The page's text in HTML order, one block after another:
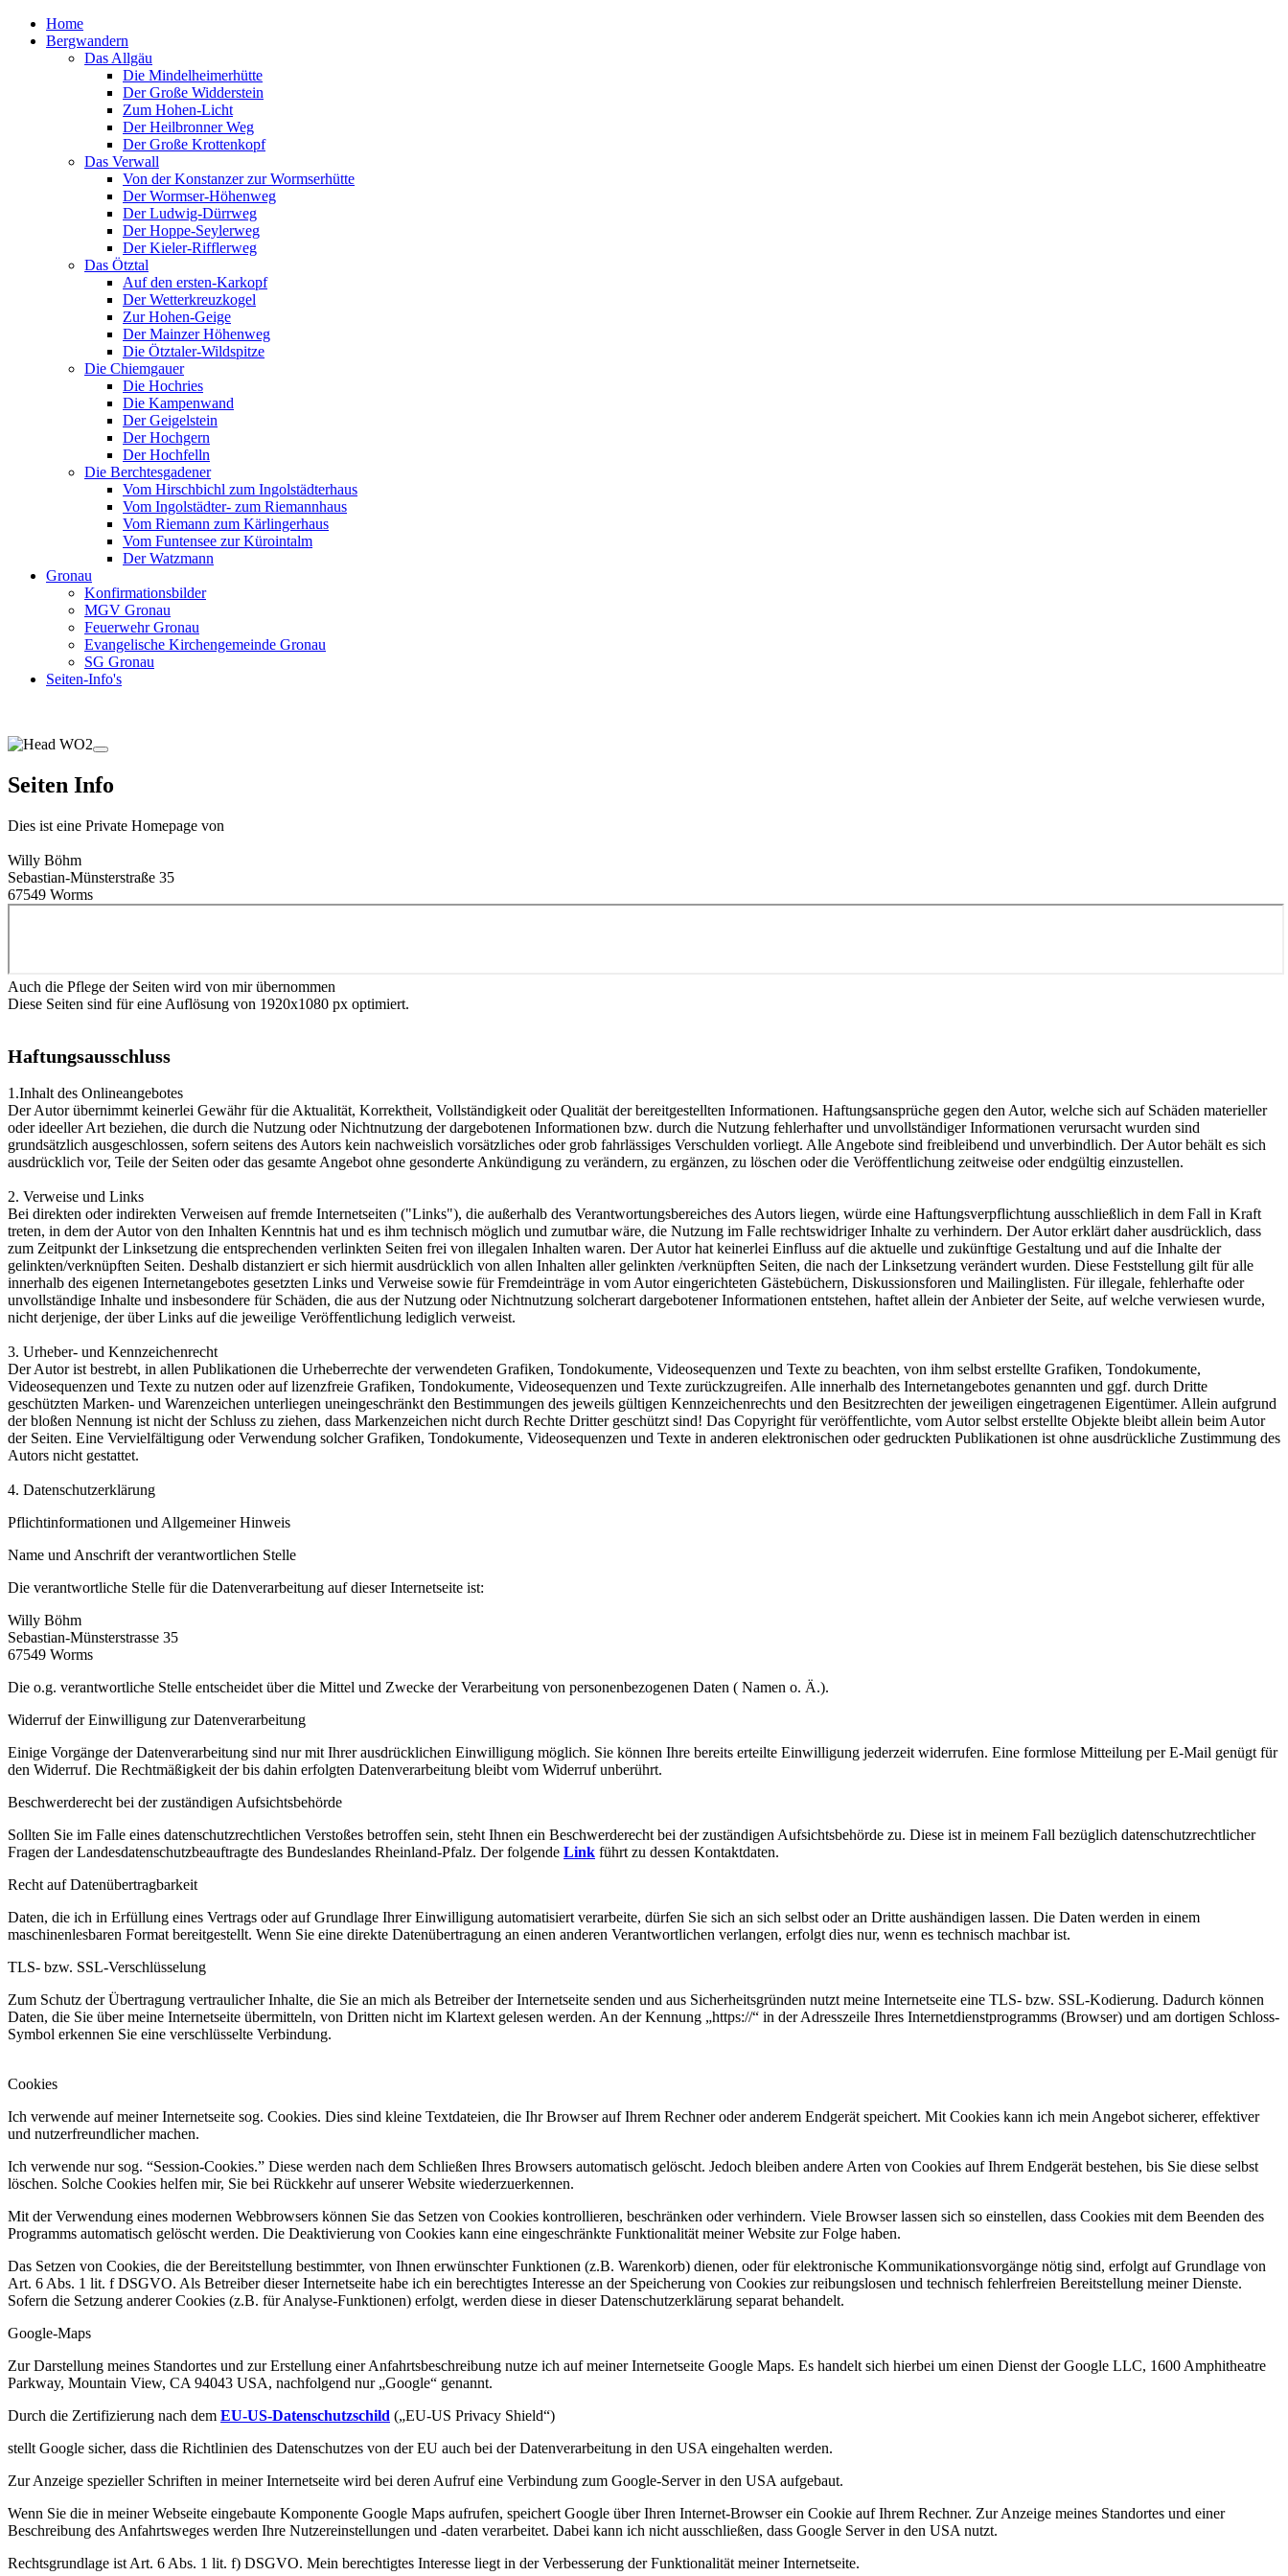
Home
Bergwandern
Das Allgäu
Die Mindelheimerhütte
Der Große Widderstein
Zum Hohen-Licht
Der Heilbronner Weg
Der Große Krottenkopf
Das Verwall
Von der Konstanzer zur Wormserhütte
Der Wormser-Höhenweg
Der Ludwig-Dürrweg
Der Hoppe-Seylerweg
Der Kieler-Rifflerweg
Das Ötztal
Auf den ersten-Karkopf
Der Wetterkreuzkogel
Zur Hohen-Geige
Der Mainzer Höhenweg
Die Ötztaler-Wildspitze
Die Chiemgauer
Die Hochries
Die Kampenwand
Der Geigelstein
Der Hochgern
Der Hochfelln
Die Berchtesgadener
Vom Hirschbichl zum Ingolstädterhaus
Vom Ingolstädter- zum Riemannhaus
Vom Riemann zum Kärlingerhaus
Vom Funtensee zur Kürointalm
Der Watzmann
Gronau
Konfirmationsbilder
MGV Gronau
Feuerwehr Gronau
Evangelische Kirchengemeinde Gronau
SG Gronau
Seiten-Info's
Seiten Info
Dies ist eine Private Homepage von
Willy Böhm
Sebastian-Münsterstraße 35
67549 Worms
Auch die Pflege der Seiten wird von mir übernommen
Diese Seiten sind für eine Auflösung von 1920x1080 px optimiert.
Haftungsausschluss
1.Inhalt des Onlineangebotes
Der Autor übernimmt keinerlei Gewähr für die Aktualität, Korrektheit, Vollständigkeit oder Qualität der bereitgestellten Informationen. Haftungsansprüche gegen den Autor, welche sich auf Schäden materieller
oder ideeller Art beziehen, die durch die Nutzung oder Nichtnutzung der dargebotenen Informationen bzw. durch die Nutzung fehlerhafter und unvollständiger Informationen verursacht wurden sind
grundsätzlich ausgeschlossen, sofern seitens des Autors kein nachweislich vorsätzliches oder grob fahrlässiges Verschulden vorliegt. Alle Angebote sind freibleibend und unverbindlich. Der Autor behält es sich
ausdrücklich vor, Teile der Seiten oder das gesamte Angebot ohne gesonderte Ankündigung zu verändern, zu ergänzen, zu löschen oder die Veröffentlichung zeitweise oder endgültig einzustellen.
2. Verweise und Links
Bei direkten oder indirekten Verweisen auf fremde Internetseiten ("Links"), die außerhalb des Verantwortungsbereiches des Autors liegen, würde eine Haftungsverpflichtung ausschließlich in dem Fall in Kraft
treten, in dem der Autor von den Inhalten Kenntnis hat und es ihm technisch möglich und zumutbar wäre, die Nutzung im Falle rechtswidriger Inhalte zu verhindern. Der Autor erklärt daher ausdrücklich, dass
zum Zeitpunkt der Linksetzung die entsprechenden verlinkten Seiten frei von illegalen Inhalten waren. Der Autor hat keinerlei Einfluss auf die aktuelle und zukünftige Gestaltung und auf die Inhalte der
gelinkten/verknüpften Seiten. Deshalb distanziert er sich hiermit ausdrücklich von allen Inhalten aller gelinkten /verknüpften Seiten, die nach der Linksetzung verändert wurden. Diese Feststellung gilt für alle
innerhalb des eigenen Internetangebotes gesetzten Links und Verweise sowie für Fremdeinträge in vom Autor eingerichteten Gästebüchern, Diskussionsforen und Mailinglisten. Für illegale, fehlerhafte oder
unvollständige Inhalte und insbesondere für Schäden, die aus der Nutzung oder Nichtnutzung solcherart dargebotener Informationen entstehen, haftet allein der Anbieter der Seite, auf welche verwiesen wurde,
nicht derjenige, der über Links auf die jeweilige Veröffentlichung lediglich verweist.
3. Urheber- und Kennzeichenrecht
Der Autor ist bestrebt, in allen Publikationen die Urheberrechte der verwendeten Grafiken, Tondokumente, Videosequenzen und Texte zu beachten, von ihm selbst erstellte Grafiken, Tondokumente,
Videosequenzen und Texte zu nutzen oder auf lizenzfreie Grafiken, Tondokumente, Videosequenzen und Texte zurückzugreifen. Alle innerhalb des Internetangebotes genannten und ggf. durch Dritte
geschützten Marken- und Warenzeichen unterliegen uneingeschränkt den Bestimmungen des jeweils gültigen Kennzeichenrechts und den Besitzrechten der jeweiligen eingetragenen Eigentümer. Allein aufgrund
der bloßen Nennung ist nicht der Schluss zu ziehen, dass Markenzeichen nicht durch Rechte Dritter geschützt sind! Das Copyright für veröffentlichte, vom Autor selbst erstellte Objekte bleibt allein beim Autor
der Seiten. Eine Vervielfältigung oder Verwendung solcher Grafiken, Tondokumente, Videosequenzen und Texte in anderen elektronischen oder gedruckten Publikationen ist ohne ausdrückliche Zustimmung des
Autors nicht gestattet.
4. Datenschutzerklärung
Pflichtinformationen und Allgemeiner Hinweis
Name und Anschrift der verantwortlichen Stelle
Die verantwortliche Stelle für die Datenverarbeitung auf dieser Internetseite ist:
Willy Böhm
Sebastian-Münsterstrasse 35
67549 Worms
Die o.g. verantwortliche Stelle entscheidet über die Mittel und Zwecke der Verarbeitung von personenbezogenen Daten ( Namen o. Ä.).
Widerruf der Einwilligung zur Datenverarbeitung
Einige Vorgänge der Datenverarbeitung sind nur mit Ihrer ausdrücklichen Einwilligung möglich. Sie können Ihre bereits erteilte Einwilligung jederzeit widerrufen. Eine formlose Mitteilung per E-Mail genügt für
den Widerruf. Die Rechtmäßigkeit der bis dahin erfolgten Datenverarbeitung bleibt vom Widerruf unberührt.
Beschwerderecht bei der zuständigen Aufsichtsbehörde
Sollten Sie im Falle eines datenschutzrechtlichen Verstoßes betroffen sein, steht Ihnen ein Beschwerderecht bei der zuständigen Aufsichtsbehörde zu. Diese ist in meinem Fall bezüglich datenschutzrechtlicher
Fragen der Landesdatenschutzbeauftragte des Bundeslandes Rheinland-Pfalz. Der folgende Link führt zu dessen Kontaktdaten.
Recht auf Datenübertragbarkeit
Daten, die ich in Erfüllung eines Vertrags oder auf Grundlage Ihrer Einwilligung automatisiert verarbeite, dürfen Sie sich an sich selbst oder an Dritte aushändigen lassen. Die Daten werden in einem
maschinenlesbaren Format bereitgestellt. Wenn Sie eine direkte Datenübertragung an einen anderen Verantwortlichen verlangen, erfolgt dies nur, wenn es technisch machbar ist.
TLS- bzw. SSL-Verschlüsselung
Zum Schutz der Übertragung vertraulicher Inhalte, die Sie an mich als Betreiber der Internetseite senden und aus Sicherheitsgründen nutzt meine Internetseite eine TLS- bzw. SSL-Kodierung. Dadurch können
Daten, die Sie über meine Internetseite übermitteln, von Dritten nicht im Klartext gelesen werden. An der Kennung „https://“ in der Adresszeile Ihres Internetdienstprogramms (Browser) und am dortigen Schloss-
Symbol erkennen Sie eine verschlüsselte Verbindung.
Cookies
Ich verwende auf meiner Internetseite sog. Cookies. Dies sind kleine Textdateien, die Ihr Browser auf Ihrem Rechner oder anderem Endgerät speichert. Mit Cookies kann ich mein Angebot sicherer, effektiver
und nutzerfreundlicher machen.
Ich verwende nur sog. “Session-Cookies.” Diese werden nach dem Schließen Ihres Browsers automatisch gelöscht. Jedoch bleiben andere Arten von Cookies auf Ihrem Endgerät bestehen, bis Sie diese selbst
löschen. Solche Cookies helfen mir, Sie bei Rückkehr auf unserer Website wiederzuerkennen.
Mit der Verwendung eines modernen Webbrowsers können Sie das Setzen von Cookies kontrollieren, beschränken oder verhindern. Viele Browser lassen sich so einstellen, dass Cookies mit dem Beenden des
Programms automatisch gelöscht werden. Die Deaktivierung von Cookies kann eine eingeschränkte Funktionalität meiner Website zur Folge haben.
Das Setzen von Cookies, die der Bereitstellung bestimmter, von Ihnen erwünschter Funktionen (z.B. Warenkorb) dienen, oder für elektronische Kommunikationsvorgänge nötig sind, erfolgt auf Grundlage von
Art. 6 Abs. 1 lit. f DSGVO. Als Betreiber dieser Internetseite habe ich ein berechtigtes Interesse an der Speicherung von Cookies zur reibungslosen und technisch fehlerfreien Bereitstellung meiner Dienste.
Sofern die Setzung anderer Cookies (z.B. für Analyse-Funktionen) erfolgt, werden diese in dieser Datenschutzerklärung separat behandelt.
Google-Maps
Zur Darstellung meines Standortes und zur Erstellung einer Anfahrtsbeschreibung nutze ich auf meiner Internetseite Google Maps. Es handelt sich hierbei um einen Dienst der Google LLC, 1600 Amphitheatre
Parkway, Mountain View, CA 94043 USA, nachfolgend nur „Google“ genannt.
Durch die Zertifizierung nach dem EU-US-Datenschutzschild („EU-US Privacy Shield“)
stellt Google sicher, dass die Richtlinien des Datenschutzes von der EU auch bei der Datenverarbeitung in den USA eingehalten werden.
Zur Anzeige spezieller Schriften in meiner Internetseite wird bei deren Aufruf eine Verbindung zum Google-Server in den USA aufgebaut.
Wenn Sie die in meiner Webseite eingebaute Komponente Google Maps aufrufen, speichert Google über Ihren Internet-Browser ein Cookie auf Ihrem Rechner. Zur Anzeige meines Standortes und einer
Beschreibung des Anfahrtsweges werden Ihre Nutzereinstellungen und -daten verarbeitet. Dabei kann ich nicht ausschließen, dass Google Server in den USA nutzt.
Rechtsgrundlage ist Art. 6 Abs. 1 lit. f) DSGVO. Mein berechtigtes Interesse liegt in der Verbesserung der Funktionalität meiner Internetseite.